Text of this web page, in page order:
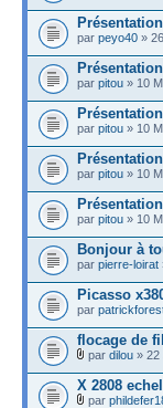
par peyo40 »
par pitou » 10
par pitou » 10
par pitou » 10
par pitou » 10
Bonjour à
par pierre-loirat
Picasso
par
flocage de
par dilou » 22
X 2808
par